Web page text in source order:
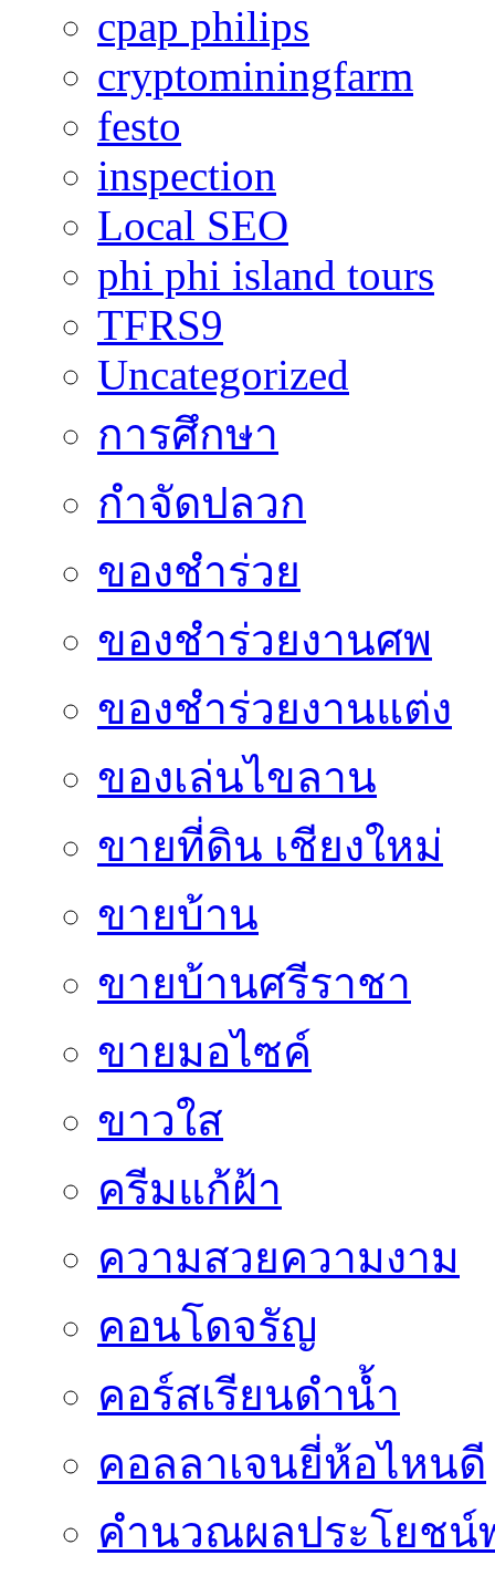
cpap philips
cryptominingfarm
festo
inspection
Local SEO
phi phi island tours
TFRS9
Uncategorized
การศึกษา
กำจัดปลวก
ของชำร่วย
ของชำร่วยงานศพ
ของชำร่วยงานแต่ง
ของเล่นไขลาน
ขายที่ดิน เชียงใหม่
ขายบ้าน
ขายบ้านศรีราชา
ขายมอไซค์
ขาวใส
ครีมแก้ฝ้า
ความสวยความงาม
คอนโดจรัญ
คอร์สเรียนดำน้ำ
คอลลาเจนยี่ห้อไหนดี
คำนวณผลประโยชน์